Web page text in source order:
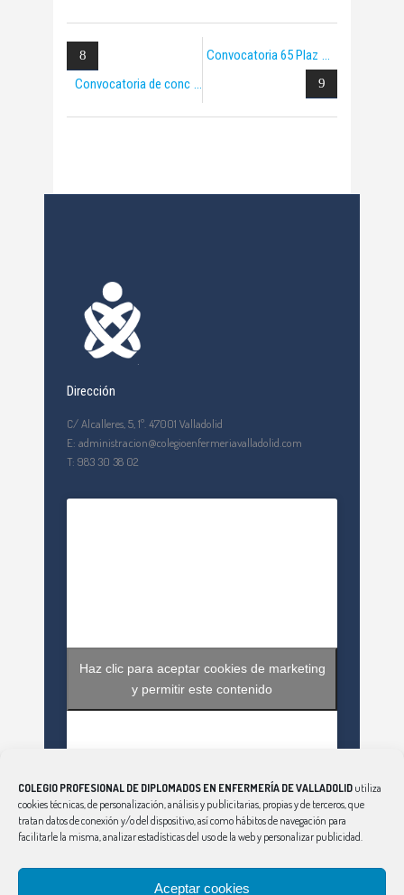
COLEGIO PROFESIONAL DE DIPLOMADOS EN ENFERMERÍA DE VALLADOLID utiliza
cookies técnicas, de personalización, análisis y publicitarias, propias y de terceros, que
tratan datos de conexión y/o del dispositivo, así como hábitos de navegación para
facilitarle la misma, analizar estadísticas del uso de la web y personalizar publicidad.
Aceptar cookies
Convocatoria de conc
Convocatoria 65 Plaz
Dirección
C/ Alcalleres, 5, 1º. 47001 Valladolid
E: administracion@colegioenfermeriavalladolid.com
T: 983 30 38 02
Haz clic para aceptar cookies de marketing
y permitir este contenido
Haz clic para aceptar cookies de marketing